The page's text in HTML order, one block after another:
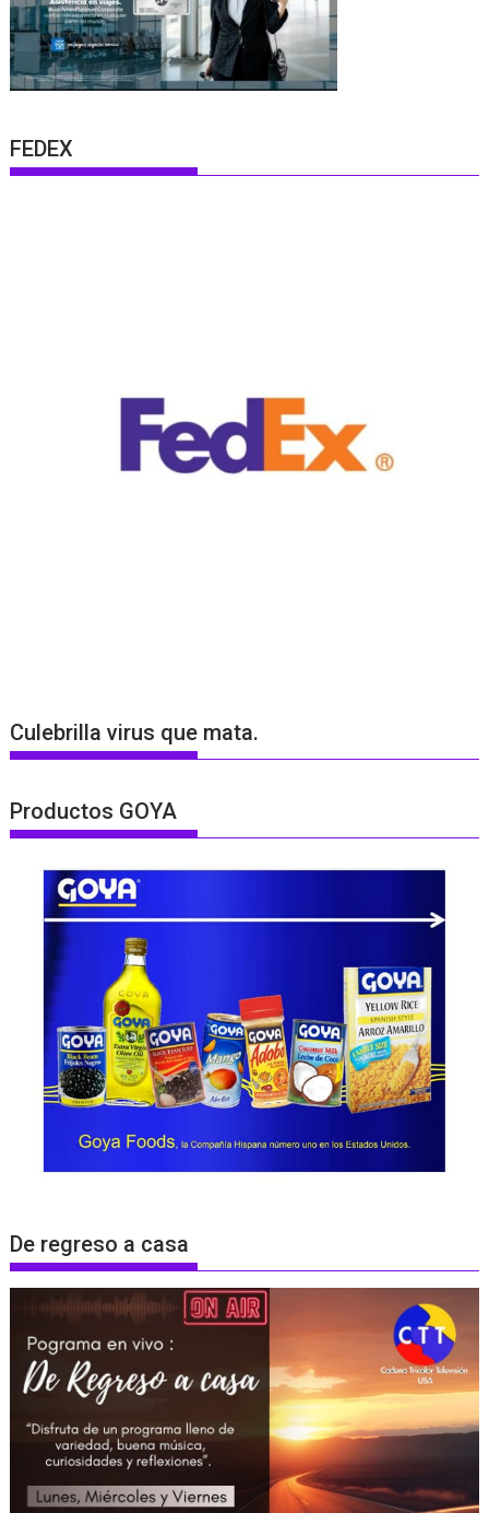
FEDEX
Culebrilla virus que mata.
Productos GOYA
De regreso a casa